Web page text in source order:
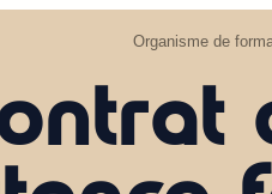
Organisme de